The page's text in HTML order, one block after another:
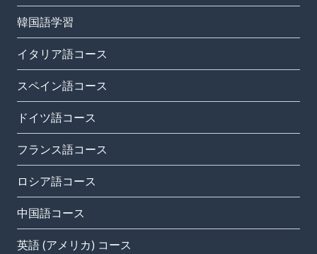
韓国語学習
イタリア語コース
スペイン語コース
ドイツ語コース
フランス語コース
ロシア語コース
中国語コース
英語 (アメリカ) コース